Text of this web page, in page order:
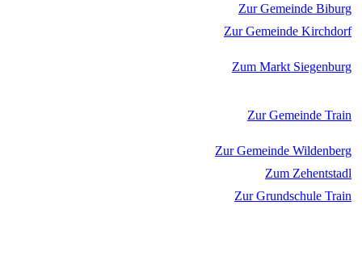
Zur Gemeinde Biburg
Zur Gemeinde Kirchdorf
Zum Markt Siegenburg
Zur Gemeinde Train
Zur Gemeinde Wildenberg
Zum Zehentstadl
Zur Grundschule Train